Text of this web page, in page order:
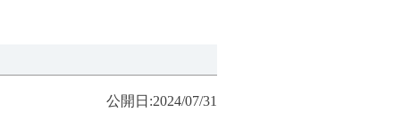
公開日:2024/07/31